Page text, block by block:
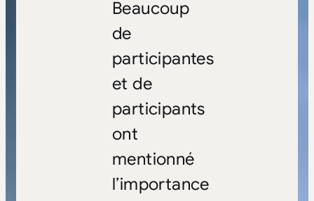
Beaucoup
de
participantes
et de
participants
ont
mentionné
l’importance